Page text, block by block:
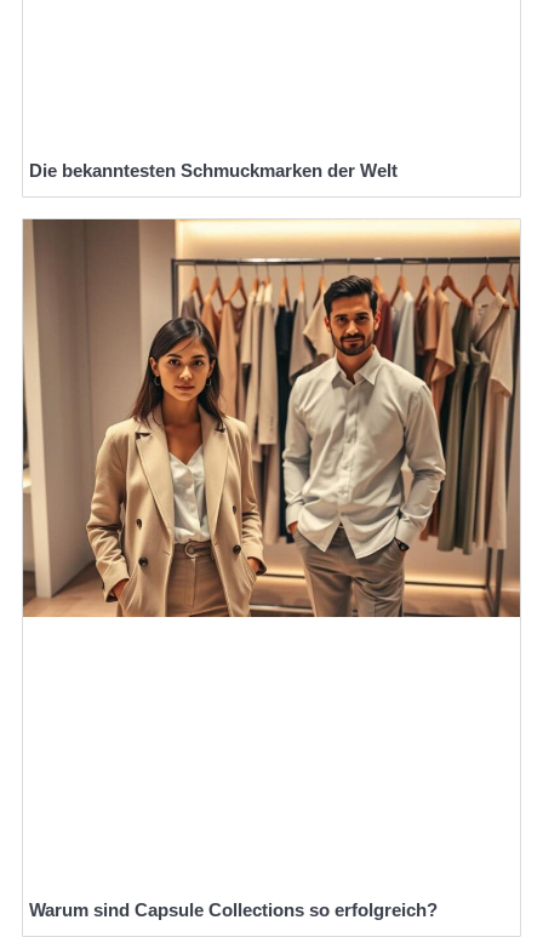
Die bekanntesten Schmuckmarken der Welt
Warum sind Capsule Collections so erfolgreich?